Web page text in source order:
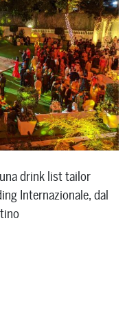
drink list tailor
Internazionale, dal